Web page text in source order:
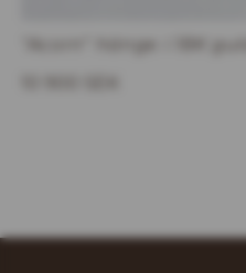
"Acorn" hänge i 18K guld